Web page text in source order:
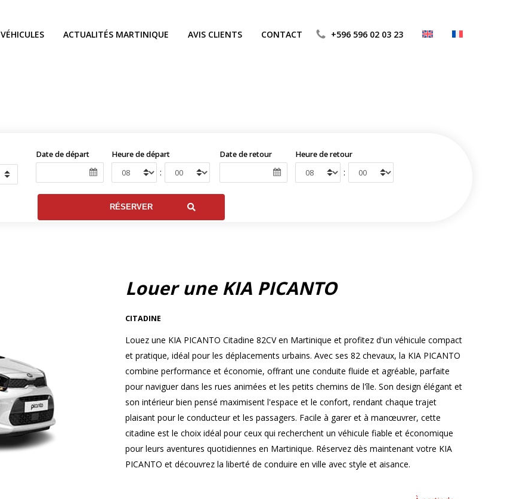
VÉHICULES ACTUALITÉS MARTINIQUE AVIS CLIENTS CONTACT +596 596 02 03 23
Date de départ Heure de départ
:
Date de retour Heure de retour
:
Louer une KIA PICANTO
CITADINE
Louez une KIA PICANTO Citadine 82CV en Martinique et profitez d'un véhicule compact
et pratique, idéal pour les déplacements urbains. Avec ses 82 chevaux, la KIA PICANTO
combine performance et économie, offrant une conduite fluide et agréable, parfaite
pour naviguer dans les rues animées et les petits chemins de l'île. Son design élégant et
son intérieur bien pensé maximisent l'espace et le confort, rendant chaque trajet
plaisant pour le conducteur et les passagers. Facile à garer et à manœuvrer, cette
citadine est le choix idéal pour ceux qui recherchent un véhicule fiable et économique
pour leurs aventures quotidiennes en Martinique. Réservez dès maintenant votre KIA
PICANTO et découvrez la liberté de conduire en ville avec style et aisance.